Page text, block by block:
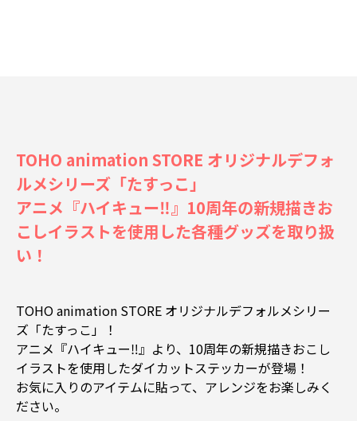
TOHO animation STORE オリジナルデフォ
ルメシリーズ「たすっこ」
アニメ『ハイキュー‼』10周年の新規描きお
こしイラストを使用した各種グッズを取り扱
い！
TOHO animation STORE オリジナルデフォルメシリー
ズ「たすっこ」！
アニメ『ハイキュー‼』より、10周年の新規描きおこし
イラストを使用したダイカットステッカーが登場！
お気に入りのアイテムに貼って、アレンジをお楽しみく
ださい。